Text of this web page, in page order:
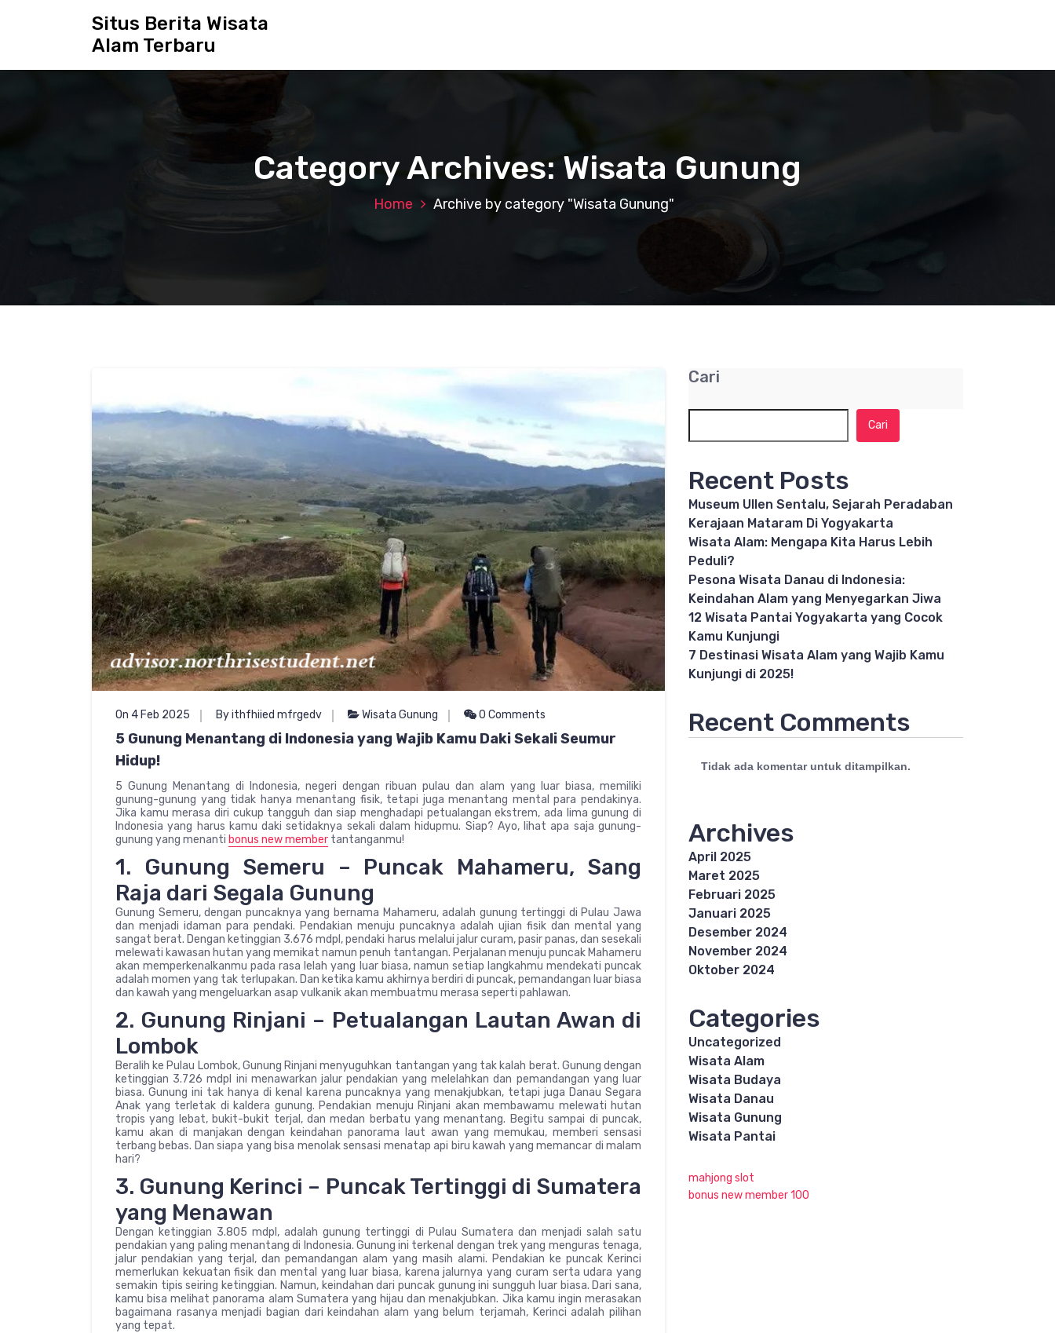
Situs Berita Wisata
Alam Terbaru
Category Archives: Wisata Gunung
Home Archive by category "Wisata Gunung"
On 4 Feb 2025 By ithfhiied mfrgedv Wisata Gunung 0 Comments
5 Gunung Menantang di Indonesia yang Wajib Kamu Daki Sekali Seumur
Hidup!
5 Gunung Menantang di Indonesia, negeri dengan ribuan pulau dan alam yang luar biasa, memiliki
gunung-gunung yang tidak hanya menantang fisik, tetapi juga menantang mental para pendakinya.
Jika kamu merasa diri cukup tangguh dan siap menghadapi petualangan ekstrem, ada lima gunung di
Indonesia yang harus kamu daki setidaknya sekali dalam hidupmu. Siap? Ayo, lihat apa saja gunung-
gunung yang menanti bonus new member tantanganmu!
1. Gunung Semeru – Puncak Mahameru, Sang
Raja dari Segala Gunung
Gunung Semeru, dengan puncaknya yang bernama Mahameru, adalah gunung tertinggi di Pulau Jawa
dan menjadi idaman para pendaki. Pendakian menuju puncaknya adalah ujian fisik dan mental yang
sangat berat. Dengan ketinggian 3.676 mdpl, pendaki harus melalui jalur curam, pasir panas, dan sesekali
melewati kawasan hutan yang memikat namun penuh tantangan. Perjalanan menuju puncak Mahameru
akan memperkenalkanmu pada rasa lelah yang luar biasa, namun setiap langkahmu mendekati puncak
adalah momen yang tak terlupakan. Dan ketika kamu akhirnya berdiri di puncak, pemandangan luar biasa
dan kawah yang mengeluarkan asap vulkanik akan membuatmu merasa seperti pahlawan.
2. Gunung Rinjani – Petualangan Lautan Awan di
Lombok
Beralih ke Pulau Lombok, Gunung Rinjani menyuguhkan tantangan yang tak kalah berat. Gunung dengan
ketinggian 3.726 mdpl ini menawarkan jalur pendakian yang melelahkan dan pemandangan yang luar
biasa. Gunung ini tak hanya di kenal karena puncaknya yang menakjubkan, tetapi juga Danau Segara
Anak yang terletak di kaldera gunung. Pendakian menuju Rinjani akan membawamu melewati hutan
tropis yang lebat, bukit-bukit terjal, dan medan berbatu yang menantang. Begitu sampai di puncak,
kamu akan di manjakan dengan keindahan panorama laut awan yang memukau, memberi sensasi
terbang bebas. Dan siapa yang bisa menolak sensasi menatap api biru kawah yang memancar di malam
hari?
3. Gunung Kerinci – Puncak Tertinggi di Sumatera
yang Menawan
Dengan ketinggian 3.805 mdpl, adalah gunung tertinggi di Pulau Sumatera dan menjadi salah satu
pendakian yang paling menantang di Indonesia. Gunung ini terkenal dengan trek yang menguras tenaga,
jalur pendakian yang terjal, dan pemandangan alam yang masih alami. Pendakian ke puncak Kerinci
memerlukan kekuatan fisik dan mental yang luar biasa, karena jalurnya yang curam serta udara yang
semakin tipis seiring ketinggian. Namun, keindahan dari puncak gunung ini sungguh luar biasa. Dari sana,
kamu bisa melihat panorama alam Sumatera yang hijau dan menakjubkan. Jika kamu ingin merasakan
bagaimana rasanya menjadi bagian dari keindahan alam yang belum terjamah, Kerinci adalah pilihan
yang tepat.
Cari
Cari
Recent Posts
Museum Ullen Sentalu, Sejarah Peradaban
Kerajaan Mataram Di Yogyakarta
Wisata Alam: Mengapa Kita Harus Lebih
Peduli?
Pesona Wisata Danau di Indonesia:
Keindahan Alam yang Menyegarkan Jiwa
12 Wisata Pantai Yogyakarta yang Cocok
Kamu Kunjungi
7 Destinasi Wisata Alam yang Wajib Kamu
Kunjungi di 2025!
Recent Comments
Tidak ada komentar untuk ditampilkan.
Archives
April 2025
Maret 2025
Februari 2025
Januari 2025
Desember 2024
November 2024
Oktober 2024
Categories
Uncategorized
Wisata Alam
Wisata Budaya
Wisata Danau
Wisata Gunung
Wisata Pantai
mahjong slot
bonus new member 100